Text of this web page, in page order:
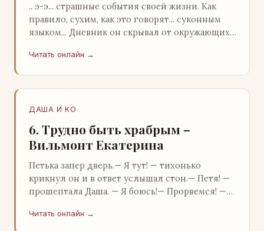
.. э-э... страшные события своей жизни. Как
правило, сухим, как это говорят... суконным
языком... Дневник он скрывал от окружающих.
Читать онлайн →
ДАША И KO
6. Трудно быть храбрым –
Вильмонт Екатерина
Петька запер дверь.— Я тут! — тихонько
крикнул он и в ответ услышал стон.— Петя! —
прошептала Даша. — Я боюсь!— Прорвемся! —
…
Читать онлайн →